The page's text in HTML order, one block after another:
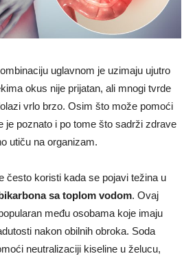
uglavnom je uzimaju ujutro
okus nije prijatan, ali mnogi tvrde
vrlo brzo. Osim što može pomoći
je poznato i po tome što sadrži zdrave
utiču na organizam.
često koristi kada se pojavi težina u
sa toplom vodom. Ovaj
među osobama koje imaju
nakon obilnih obroka. Soda
neutralizaciji kiseline u želucu,